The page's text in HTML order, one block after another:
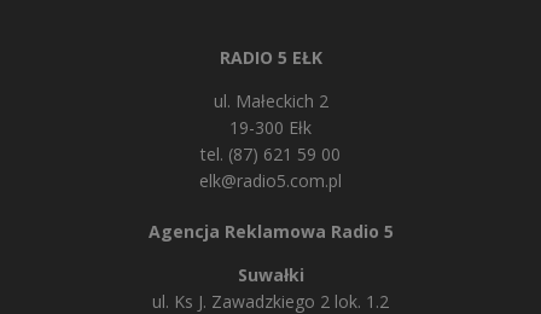
RADIO 5 EŁK
ul. Małeckich 2
19-300 Ełk
tel. (87) 621 59 00
elk@radio5.com.pl
Agencja Reklamowa Radio 5
Suwałki
ul. Ks J. Zawadzkiego 2 lok. 1.2